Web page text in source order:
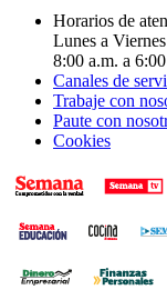
Horarios de
Lunes a Viernes
8:00 a.m. a
Canales de
Trabaje con
Paute con
Cookies